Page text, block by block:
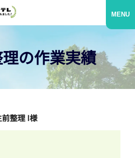
MENU
の作業実績
整理 I様